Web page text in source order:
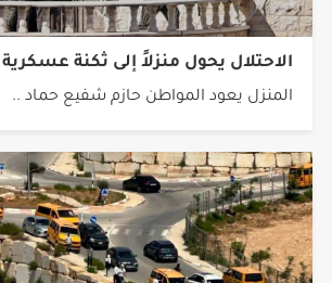
الاحتلال يحول منزلاً إلى ثكنة
المنزل يعود المواطن حازم شفيع حماد ..